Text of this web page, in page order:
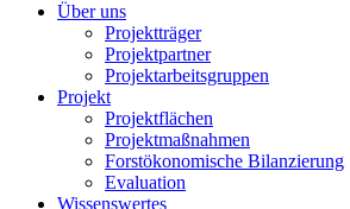
Über uns
Projektträger
Projektpartner
Projektarbeitsgruppen
Projekt
Projektflächen
Projektmaßnahmen
Forstökonomische Bilanzierung
Evaluation
Wissenswertes